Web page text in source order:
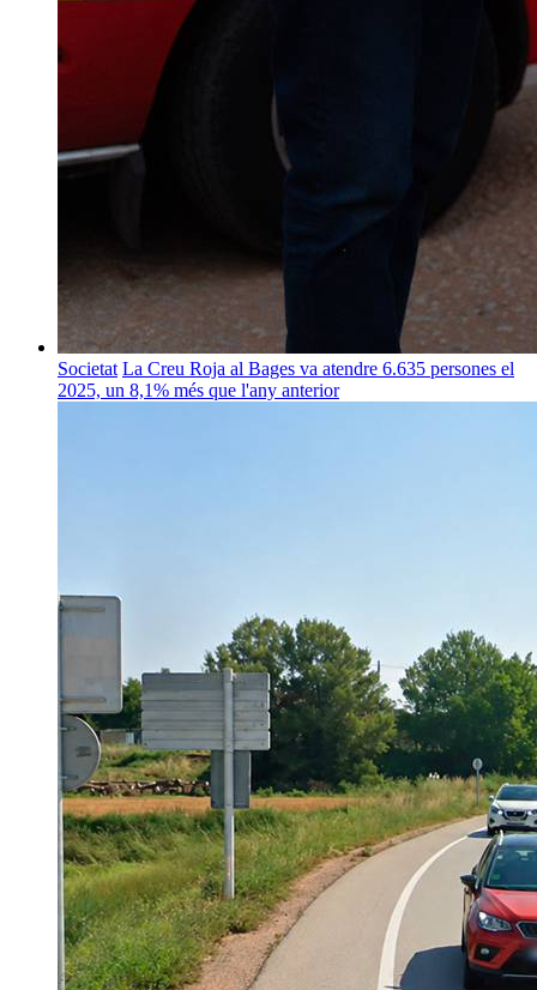
Societat La Creu Roja al Bages va atendre 6.635 persones el
2025, un 8,1% més que l'any anterior